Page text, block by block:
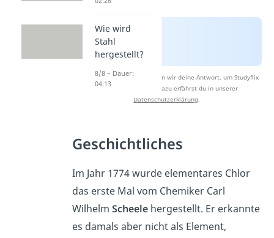
Nach Beantwortung speichern wir deine Antwort, um Studyflix
zu verbessern. Mehr dazu erfährst du in unserer
Datenschutzerklärung
Geschichtliches
Im Jahr 1774 wurde elementares Chlor
das erste Mal vom Chemiker Carl
Wilhelm Scheelehergestellt. Er erkannte
es damals aber nicht als Element,
Wie wird
Stahl
hergestellt?
8/8 – Dauer:
04:13